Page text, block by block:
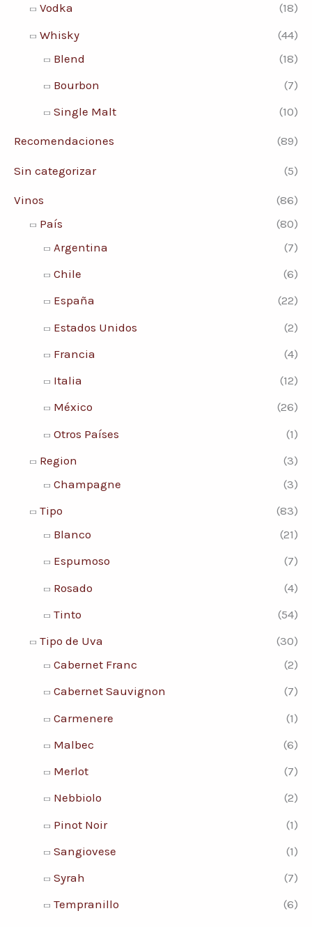
Vodka
(18)
Whisky
(44)
Blend
(18)
Bourbon
(7)
Single Malt
(10)
Recomendaciones (89)
Sin categorizar (5)
Vinos
(86)
País
(80)
Argentina
(7)
Chile
(6)
España
(22)
Estados Unidos
(2)
Francia
(4)
Italia
(12)
México
(26)
Otros Países
(1)
Region
(3)
Champagne
(3)
Tipo
(83)
Blanco
(21)
Espumoso
(7)
Rosado
(4)
Tinto
(54)
Tipo de Uva
(30)
Cabernet Franc
(2)
Cabernet Sauvignon
(7)
Carmenere
(1)
Malbec
(6)
Merlot
(7)
Nebbiolo
(2)
Pinot Noir
(1)
Sangiovese
(1)
Syrah
(7)
Tempranillo
(6)